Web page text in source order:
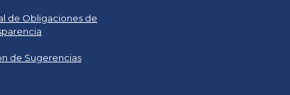
de Obligaciones de
de Sugerencias